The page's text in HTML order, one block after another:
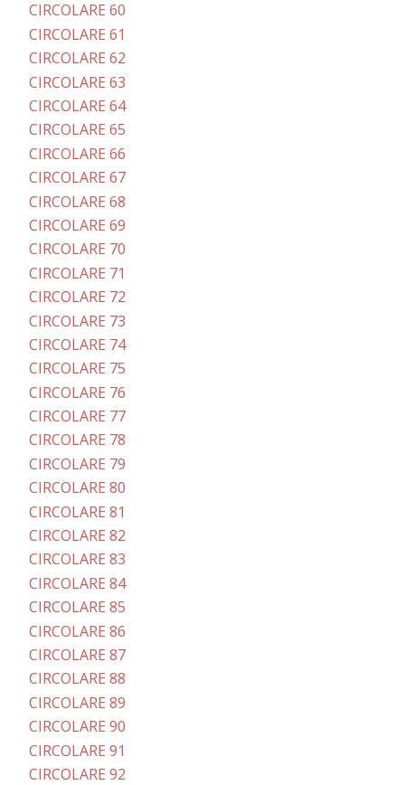
CIRCOLARE 60
CIRCOLARE 61
CIRCOLARE 62
CIRCOLARE 63
CIRCOLARE 64
CIRCOLARE 65
CIRCOLARE 66
CIRCOLARE 67
CIRCOLARE 68
CIRCOLARE 69
CIRCOLARE 70
CIRCOLARE 71
CIRCOLARE 72
CIRCOLARE 73
CIRCOLARE 74
CIRCOLARE 75
CIRCOLARE 76
CIRCOLARE 77
CIRCOLARE 78
CIRCOLARE 79
CIRCOLARE 80
CIRCOLARE 81
CIRCOLARE 82
CIRCOLARE 83
CIRCOLARE 84
CIRCOLARE 85
CIRCOLARE 86
CIRCOLARE 87
CIRCOLARE 88
CIRCOLARE 89
CIRCOLARE 90
CIRCOLARE 91
CIRCOLARE 92